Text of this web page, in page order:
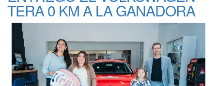
TERA 0 KM A LA GANADORA